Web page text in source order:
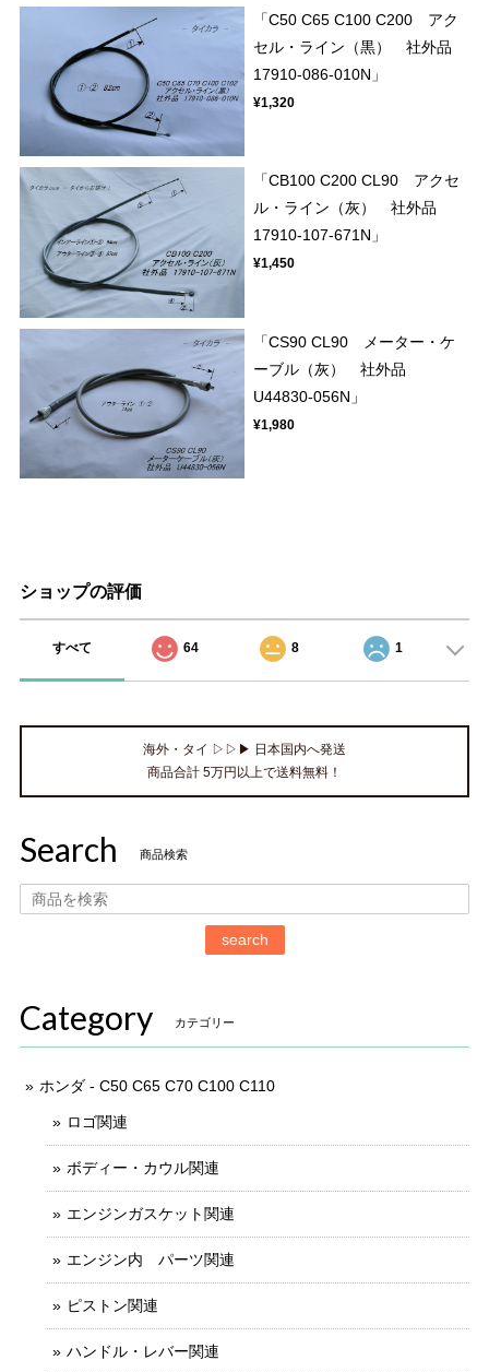
「C50 C65 C100 C200 アク
セル・ライン（黒） 社外品
17910-086-010N」
¥1,320
「CB100 C200 CL90 アクセ
ル・ライン（灰） 社外品
17910-107-671N」
¥1,450
「CS90 CL90 メーター・ケ
ーブル（灰） 社外品
U44830-056N」
¥1,980
ショップの評価
すべて 64 8 1
海外・タイ ▷▷▶ 日本国内へ発送
商品合計 5万円以上で送料無料！
Search 商品検索
search
Category カテゴリー
ホンダ - C50 C65 C70 C100 C110
ロゴ関連
ボディー・カウル関連
エンジンガスケット関連
エンジン内 パーツ関連
ピストン関連
ハンドル・レバー関連